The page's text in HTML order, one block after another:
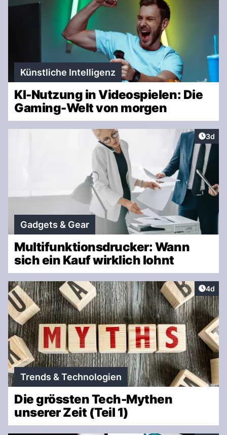
Künstliche Intelligenz
KI-Nutzung in Videospielen: Die
Gaming-Welt von morgen
3d
Gadgets & Gear
Multifunktionsdrucker: Wann
sich ein Kauf wirklich lohnt
4d
Trends & Technologien
Die grössten Tech-Mythen
unserer Zeit (Teil 1)